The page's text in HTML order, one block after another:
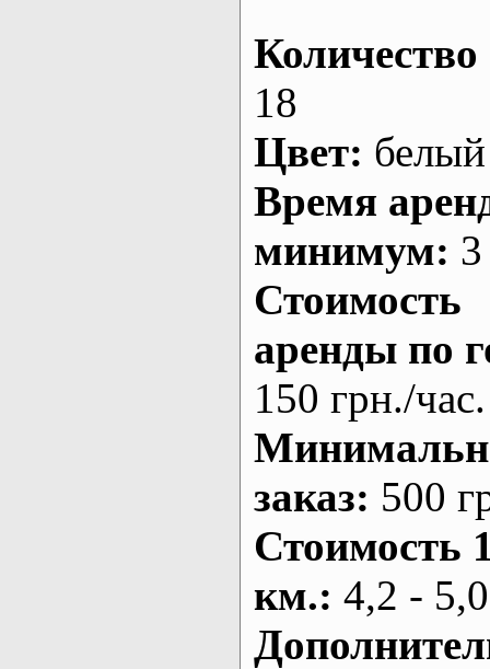
Количество
18
Цвет: белый
Время
минимум:
Стоимость
аренды по
150 грн./час.
заказ: 500
Стоимость
км.: 4,2 -